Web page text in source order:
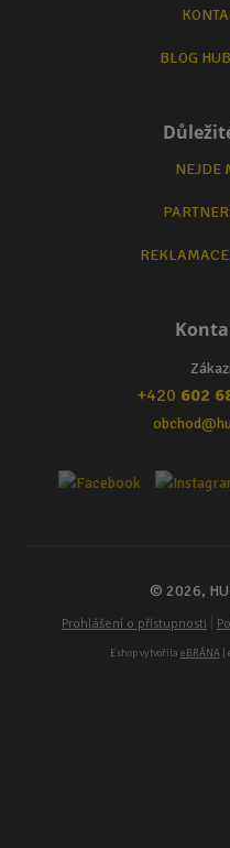
BLOG
NEJDE
+420 602
© 2026,
Prohlášení o přístupnosti
Eshop vytvořila eBRÁNA|